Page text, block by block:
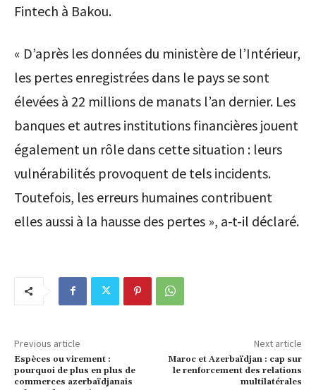
Fintech à Bakou.
« D’après les données du ministère de l’Intérieur,
les pertes enregistrées dans le pays se sont
élevées à 22 millions de manats l’an dernier. Les
banques et autres institutions financières jouent
également un rôle dans cette situation : leurs
vulnérabilités provoquent de tels incidents.
Toutefois, les erreurs humaines contribuent
elles aussi à la hausse des pertes », a-t-il déclaré.
Previous article
Espèces ou virement :
pourquoi de plus en plus de
commerces azerbaïdjanais
Next article
Maroc et Azerbaïdjan : cap sur
le renforcement des relations
multilatérales